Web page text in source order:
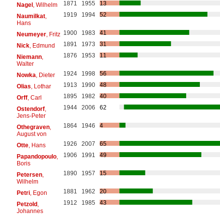
Nagel, Wilhelm 1871 1955
13
Naumilkat,
Hans
1919 1994 52
Neumeyer, Fritz 1900 1983
41
Nick, Edmund 1891 1973
31
Niemann,
Walter
1876 1953 11
Nowka , Dieter 1924 1998
56
Olias , Lothar 1913 1990
48
Orff, Carl 1895 1982
40
Ostendorf,
Jens-Peter
1944 2006 62
Othegraven,
August von
1864 1946 4
Otte, Hans 1926 2007
65
Papandopoulo,
Boris
1906 1991 49
Petersen,
Wilhelm
1890 1957 15
Petri, Egon 1881 1962
20
Petzold,
Johannes
1912 1985 43